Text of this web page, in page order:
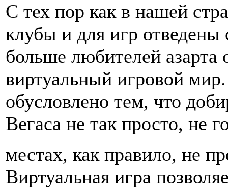
С тех пор как в нашей
клубы и для игр отведены
больше любителей азарта
виртуальный игровой
обусловлено тем, что
Вегаса не так просто, не
местах, как правило, не
Виртуальная игра